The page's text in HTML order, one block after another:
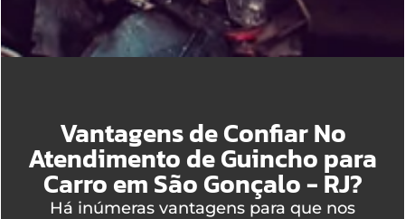
Vantagens de Confiar No
Atendimento de Guincho para
Carro em São Gonçalo - RJ?
Há inúmeras vantagens para que nos